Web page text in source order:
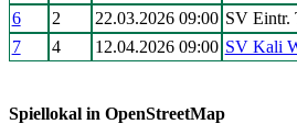
6
2 22.03.2026 09:00 SV Eintr.
7
4 12.04.2026 09:00 SV Kali
Spiellokal in OpenStreetMap